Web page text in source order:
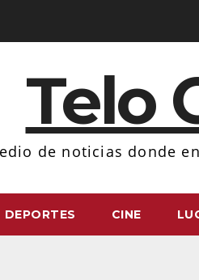
Telo
de noticias donde
DEPORTES CINE